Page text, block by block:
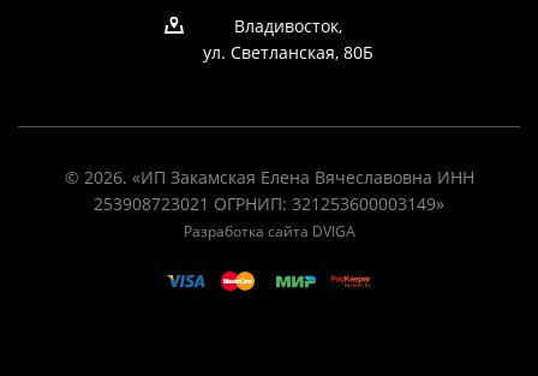
Владивосток,
ул. Светланская, 80Б
© 2026. «ИП Закамская Елена Вячеславовна ИНН
253908723021 ОГРНИП: 321253600003149»
Разработка сайта DVIGA